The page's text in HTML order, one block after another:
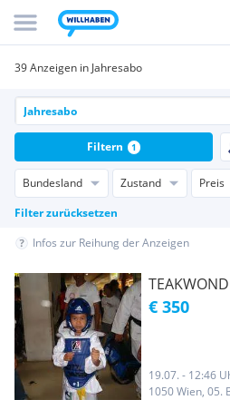
39 Anzeigen in Jahresabo
Bundesland Zustand Preis
Filter zurücksetzen
Filtern 1
Infos zur Reihung der Anzeigen
€ 350
19.07. - 12:46
1050 Wien, 05.